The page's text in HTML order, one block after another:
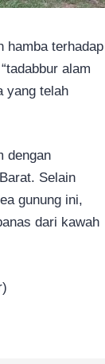
hamba terhadap
alam
yang telah
dengan
Selain
gunung ini,
dari kawah